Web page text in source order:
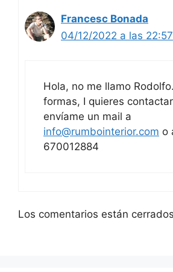
Francesc Bonada
04/12/2022 a las 22:57
Hola, no me llamo
formas, I quieres
envíame un mail a
info@rumbointerior.com o
670012884
Los comentarios están